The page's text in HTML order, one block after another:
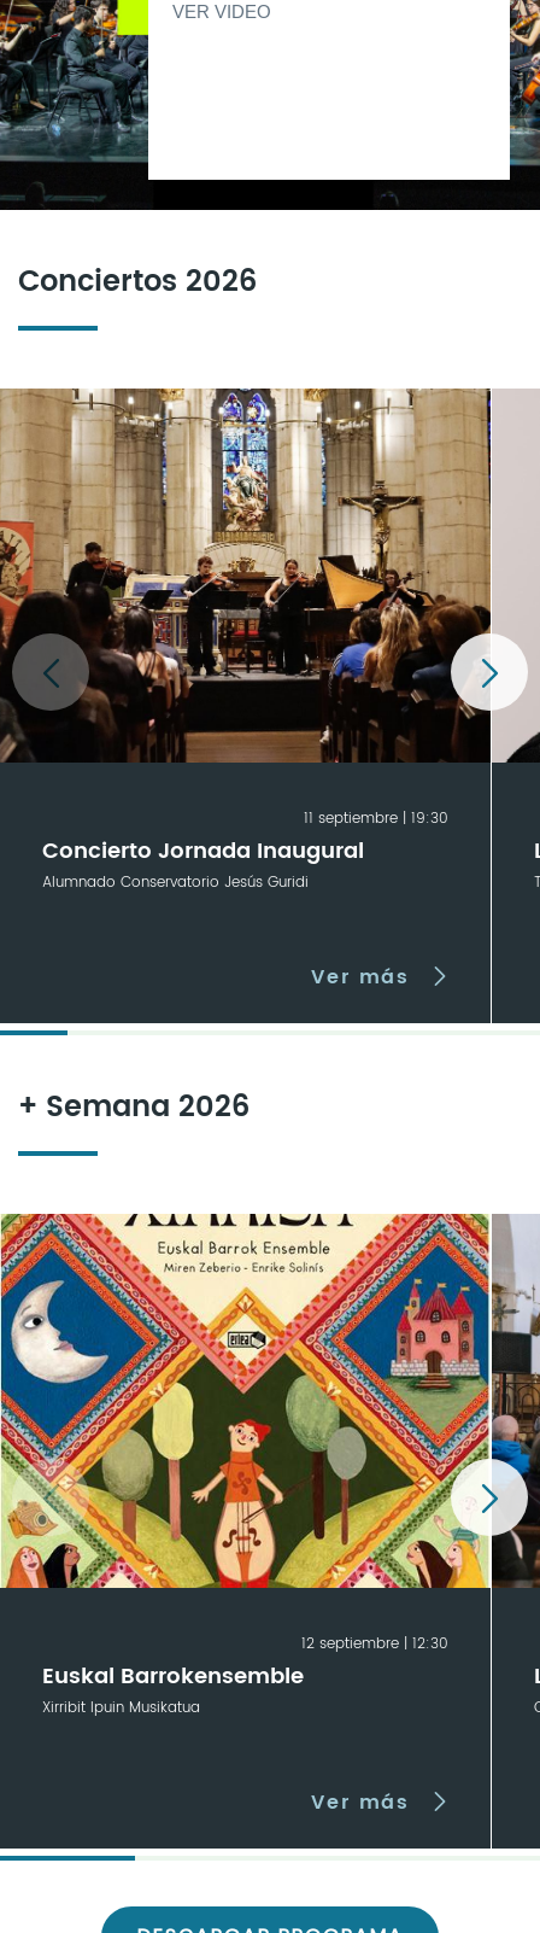
VER VIDEO
Conciertos 2026
11 septiembre | 19:30
Concierto Jornada Inaugural
Alumnado Conservatorio Jesús Guridi
Ver más
+ Semana 2026
12 septiembre | 12:30
Euskal Barrokensemble
Xirribit Ipuin Musikatua
Ver más